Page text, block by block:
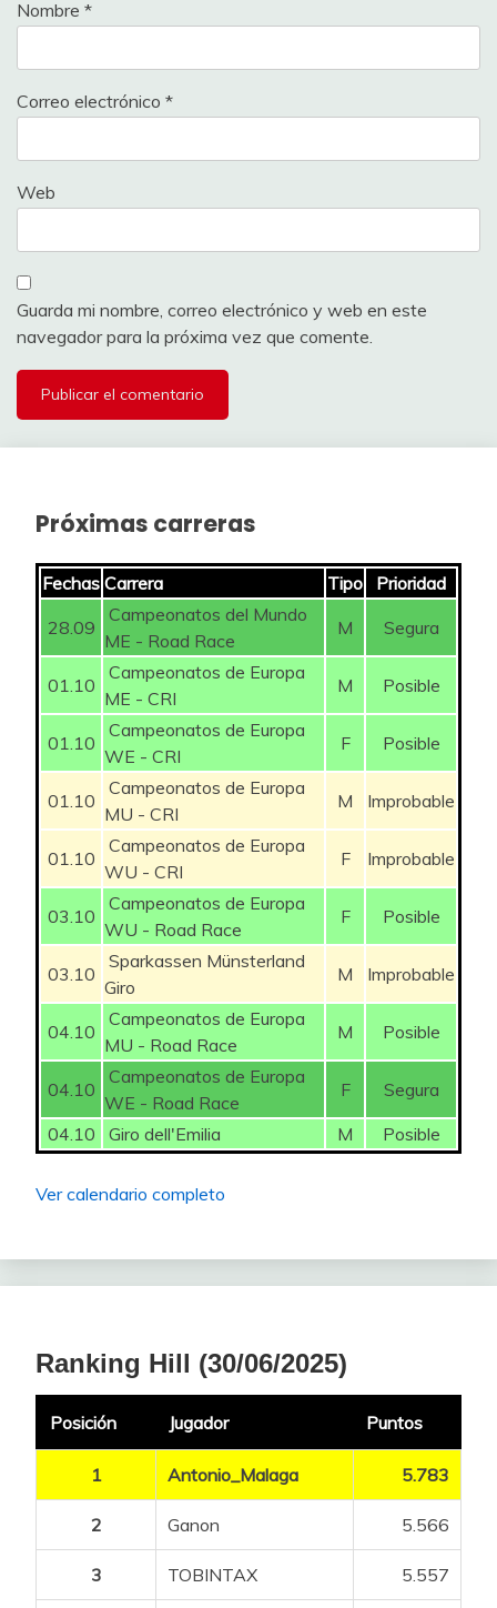
Nombre *
Correo electrónico *
Web
Guarda mi nombre, correo electrónico y web en este
navegador para la próxima vez que comente.
Próximas carreras
Fechas Carrera Tipo
Prioridad
28.09
Campeonatos del Mundo
ME - Road Race
M Segura
01.10
Campeonatos de Europa
ME - CRI
M Posible
01.10
Campeonatos de Europa
WE - CRI
F Posible
01.10
Campeonatos de Europa
MU - CRI
M Improbable
01.10
Campeonatos de Europa
WU - CRI
F Improbable
03.10
Campeonatos de Europa
WU - Road Race
F Posible
03.10
Sparkassen Münsterland
Giro
M Improbable
04.10
Campeonatos de Europa
MU - Road Race
M Posible
04.10
Campeonatos de Europa
WE - Road Race
F
Segura
04.10
Giro dell'Emilia M Posible
Ver calendario completo
Ranking Hill (30/06/2025)
Posición Jugador Puntos
1 Antonio_Malaga 5.783
2 Ganon 5.566
3 TOBINTAX 5.557